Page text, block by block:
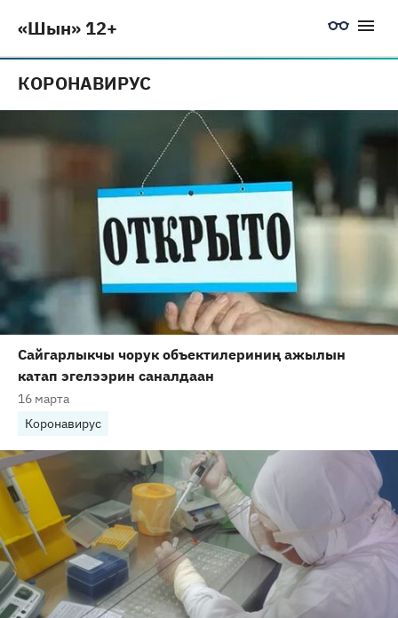
«Шын» 12+
КОРОНАВИРУС
Сайгарлыкчы чорук объектилериниң ажылын
катап эгелээрин саналдаан
16 марта
Коронавирус